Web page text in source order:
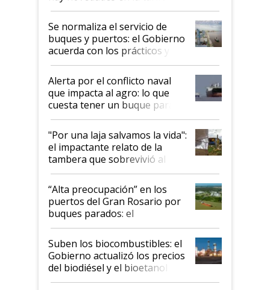
la hidrovía
Se normaliza el servicio de
buques y puertos: el Gobierno
acuerda con los prácticos y
suspende el decreto de
desregulación
Alerta por el conflicto naval
que impacta al agro: lo que
cuesta tener un buque parado
y el peligro de que Argentina
pase a ser "país sucio"
"Por una laja salvamos la vida":
el impactante relato de la
tambera que sobrevivió al
tornado
“Alta preocupación” en los
puertos del Gran Rosario por
buques parados: el
funcionamiento de las
exportadoras en tensión tras
la medida de fuerza de los
prácticos
Suben los biocombustibles: el
Gobierno actualizó los precios
del biodiésel y el bioetanol